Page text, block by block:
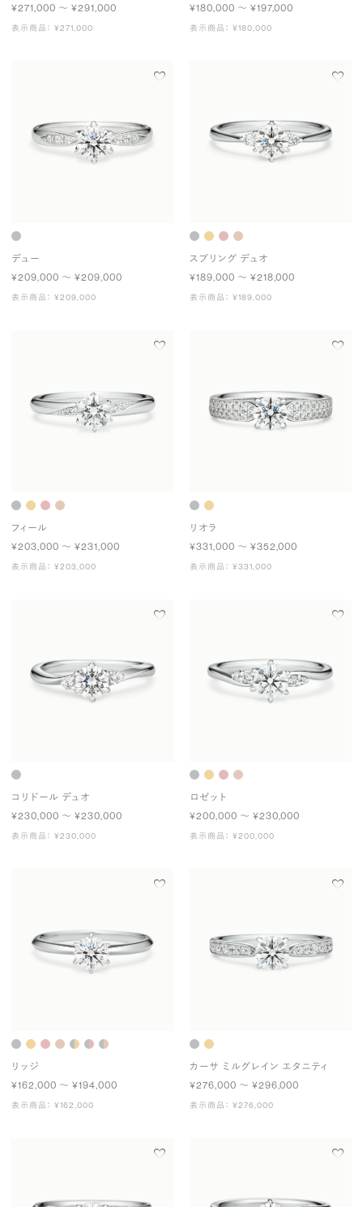
¥271,000 〜 ¥291,000
表示商品： ¥271,000
¥180,000 〜 ¥197,000
表示商品： ¥180,000
デュー
¥209,000 〜 ¥209,000
表示商品： ¥209,000
スプリング デュオ
¥189,000 〜 ¥218,000
表示商品： ¥189,000
フィール
¥203,000 〜 ¥231,000
表示商品： ¥203,000
リオラ
¥331,000 〜 ¥352,000
表示商品： ¥331,000
コリドール デュオ
¥230,000 〜 ¥230,000
表示商品： ¥230,000
ロゼット
¥200,000 〜 ¥230,000
表示商品： ¥200,000
リッジ
¥162,000 〜 ¥194,000
表示商品： ¥162,000
カーサ ミルグレイン エタニティ
¥276,000 〜 ¥296,000
表示商品： ¥276,000